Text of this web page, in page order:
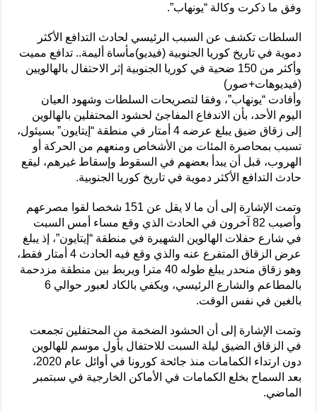
وفق ما ذكرت وكالة “يونهاب”.
السلطات تكشف عن السبب الرئيسي لحادث التدافع الأكثر
دموية في تاريخ كوريا الجنوبية (فيديو)مأساة أليمة.. تدافع مميت
وأكثر من 150 ضحية في كوريا الجنوبية إثر الاحتفال بالهالويين
(فيديوهات+صور)
وأفادت “يونهاب”، وفقا لتصريحات السلطات وشهود العيان
اليوم الأحد، بأن الاندفاع المفاجئ لحشود المحتفلين بالهالوين
إلى زقاق ضيق يبلغ عرضه 4 أمتار في منطقة “إيتايون” بسيئول،
تسبب بمحاصرة المئات من الأشخاص ومنعهم من الحركة أو
الهروب، قبل أن يبدأ بعضهم في السقوط وإسقاط غيرهم، ليقع
حادث التدافع الأكثر دموية في تاريخ كوريا الجنوبية.
وتمت الإشارة إلى أن ما لا يقل عن 151 شخصا لقوا مصرعهم
وأصيب 82 آخرون في الحادث الذي وقع مساء أمس السبت
في شارع حفلات الهالوين الشهيرة في منطقة “إيتايون”، إذ يبلغ
عرض الزقاق المتفرع عنه والذي وقع فيه الحادث 4 أمتار فقط،
وهو زقاق منحدر يبلغ طوله 40 مترا ويربط بين منطقة مزدحمة
بالمطاعم والشارع الرئيسي، ويكفي بالكاد لعبور حوالي 6
بالغين في نفس الوقت.
وتمت الإشارة إلى أن الحشود الضخمة من المحتفلين تجمعت
في الزقاق الضيق ليلة السبت للاحتفال بأول موسم للهالوين
دون ارتداء الكمامات منذ جائحة كورونا في أوائل عام 2020،
بعد السماح بخلع الكمامات في الأماكن الخارجية في سبتمبر
الماضي.